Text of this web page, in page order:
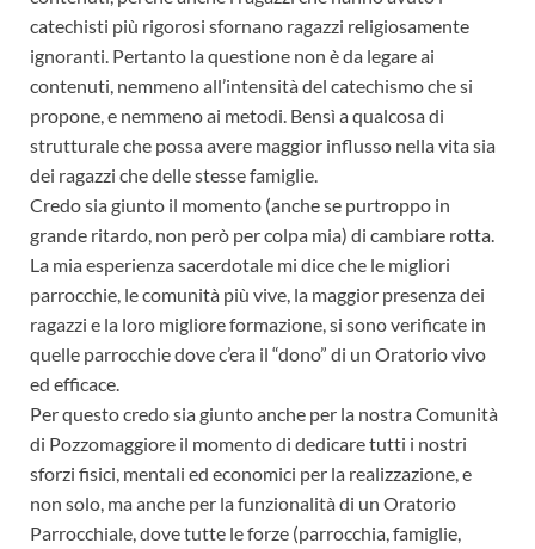
catechisti più rigorosi sfornano ragazzi religiosamente
ignoranti. Pertanto la questione non è da legare ai
contenuti, nemmeno all’intensità del catechismo che si
propone, e nemmeno ai metodi. Bensì a qualcosa di
strutturale che possa avere maggior influsso nella vita sia
dei ragazzi che delle stesse famiglie.
Credo sia giunto il momento (anche se purtroppo in
grande ritardo, non però per colpa mia) di cambiare rotta.
La mia esperienza sacerdotale mi dice che le migliori
parrocchie, le comunità più vive, la maggior presenza dei
ragazzi e la loro migliore formazione, si sono verificate in
quelle parrocchie dove c’era il “dono” di un Oratorio vivo
ed efficace.
Per questo credo sia giunto anche per la nostra Comunità
di Pozzomaggiore il momento di dedicare tutti i nostri
sforzi fisici, mentali ed economici per la realizzazione, e
non solo, ma anche per la funzionalità di un Oratorio
Parrocchiale, dove tutte le forze (parrocchia, famiglie,